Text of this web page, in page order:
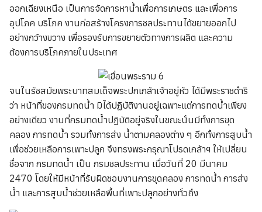
ออกเฉียงเหนือ เป็นการจัดการหาน้ำเพื่อการเกษตร และเพื่อการ
อุปโภค บริโภค งานก่อสร้างโครงการชลประทานได้ขยายออกไป
อย่างกว้างขวาง เพื่อรองรับการขยายตัวทางการผลิต และความ
ต้องการบริโภคภายในประเทศ
จนในรัชสมัยพระบาทสมเด็จพระปกเกล้าเจ้าอยู่หัว ได้มีพระราชดำริ
ว่า หน้าที่ของกรมทดน้ำ มิได้ปฏิบัติงานอยู่เฉพาะแต่การทดน้ำเพียง
อย่างเดียว งานที่กรมทดน้ำปฏิบัติอยู่จริงในขณะนั้นมีทั้งการขุด
คลอง การทดน้ำ รวมทั้งการส่ง น้ำตามคลองต่าง ๆ อีกทั้งการสูบน้ำ
เพื่อช่วยเหลือการเพาะปลูก จึงทรงพระกรุณาโปรดเกล้าฯ ให้เปลี่ยน
ชื่อจาก กรมทดน้ำ เป็น กรมชลประทาน เมื่อวันที่ 20 มีนาคม
2470 โดยให้มีหน้าที่รับผิดชอบงานการขุดคลอง การทดน้ำ การส่ง
น้ำ และการสูบน้ำช่วยเหลือพื้นที่เพาะปลูกอย่างทั่วถึง